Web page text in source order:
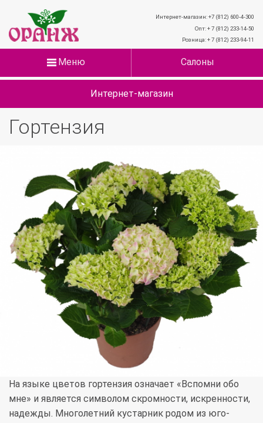
Интернет-магазин: +7 (812) 600-4-300
Опт: + 7 (812) 233-14-50
Розница: + 7 (812) 233-94-11
Меню Салоны
Интернет-магазин
Гортензия
На языке цветов гортензия означает «Вспомни обо
мне» и является символом скромности, искренности,
надежды. Многолетний кустарник родом из юго-